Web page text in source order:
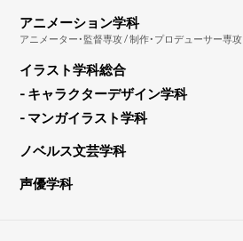
アニメーション学科
アニメーター・監督専攻 / 制作・プロデューサー専攻
イラスト学科総合
- キャラクターデザイン学科
- マンガイラスト学科
ノベルス文芸学科
声優学科